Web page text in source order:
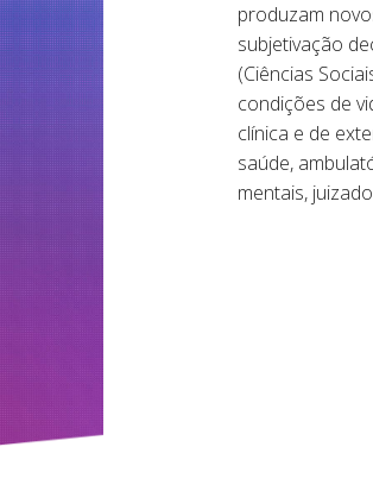
produzam
subjetivação
(Ciências
condições de
clínica e de
saúde,
mentais,